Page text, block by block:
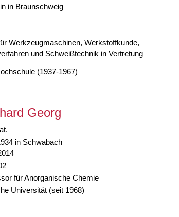
in Braunschweig
Werkzeugmaschinen, Werkstoffkunde,
und Schweißtechnik in Vertretung
(1937-1967)
Georg
in Schwabach
für Anorganische Chemie
Universität (seit 1968)